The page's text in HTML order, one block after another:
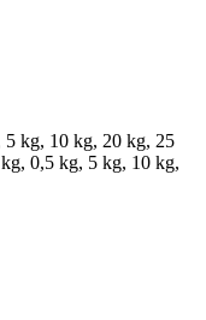
kg, 10 kg, 20 kg, 25
0,5 kg, 5 kg, 10 kg,